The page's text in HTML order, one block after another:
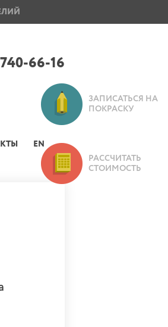
66-16
EN
ЗАПИСАТЬСЯ НА
ПОКРАСКУ
РАССЧИТАТЬ
СТОИМОСТЬ